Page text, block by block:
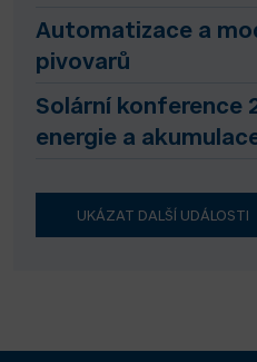
Automatizace a
pivovarů
Solární konference
energie a
UKÁZAT DALŠÍ UDÁLOSTI